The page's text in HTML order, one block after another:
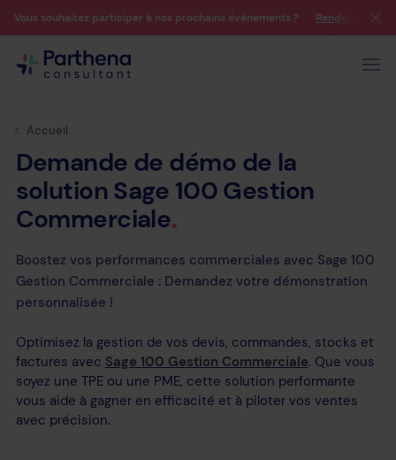
Vous souhaitez participer à nos prochains évènements ? Rendez-vous
Accueil
Demande de démo de la
solution Sage 100 Gestion
Commerciale
Boostez vos performances commerciales avec Sage 100
Gestion Commerciale : Demandez votre démonstration
personnalisée !
Optimisez la gestion de vos devis, commandes, stocks et
factures avec Sage 100 Gestion Commerciale. Que vous
soyez une TPE ou une PME, cette solution performante
vous aide à gagner en efficacité et à piloter vos ventes
avec précision.